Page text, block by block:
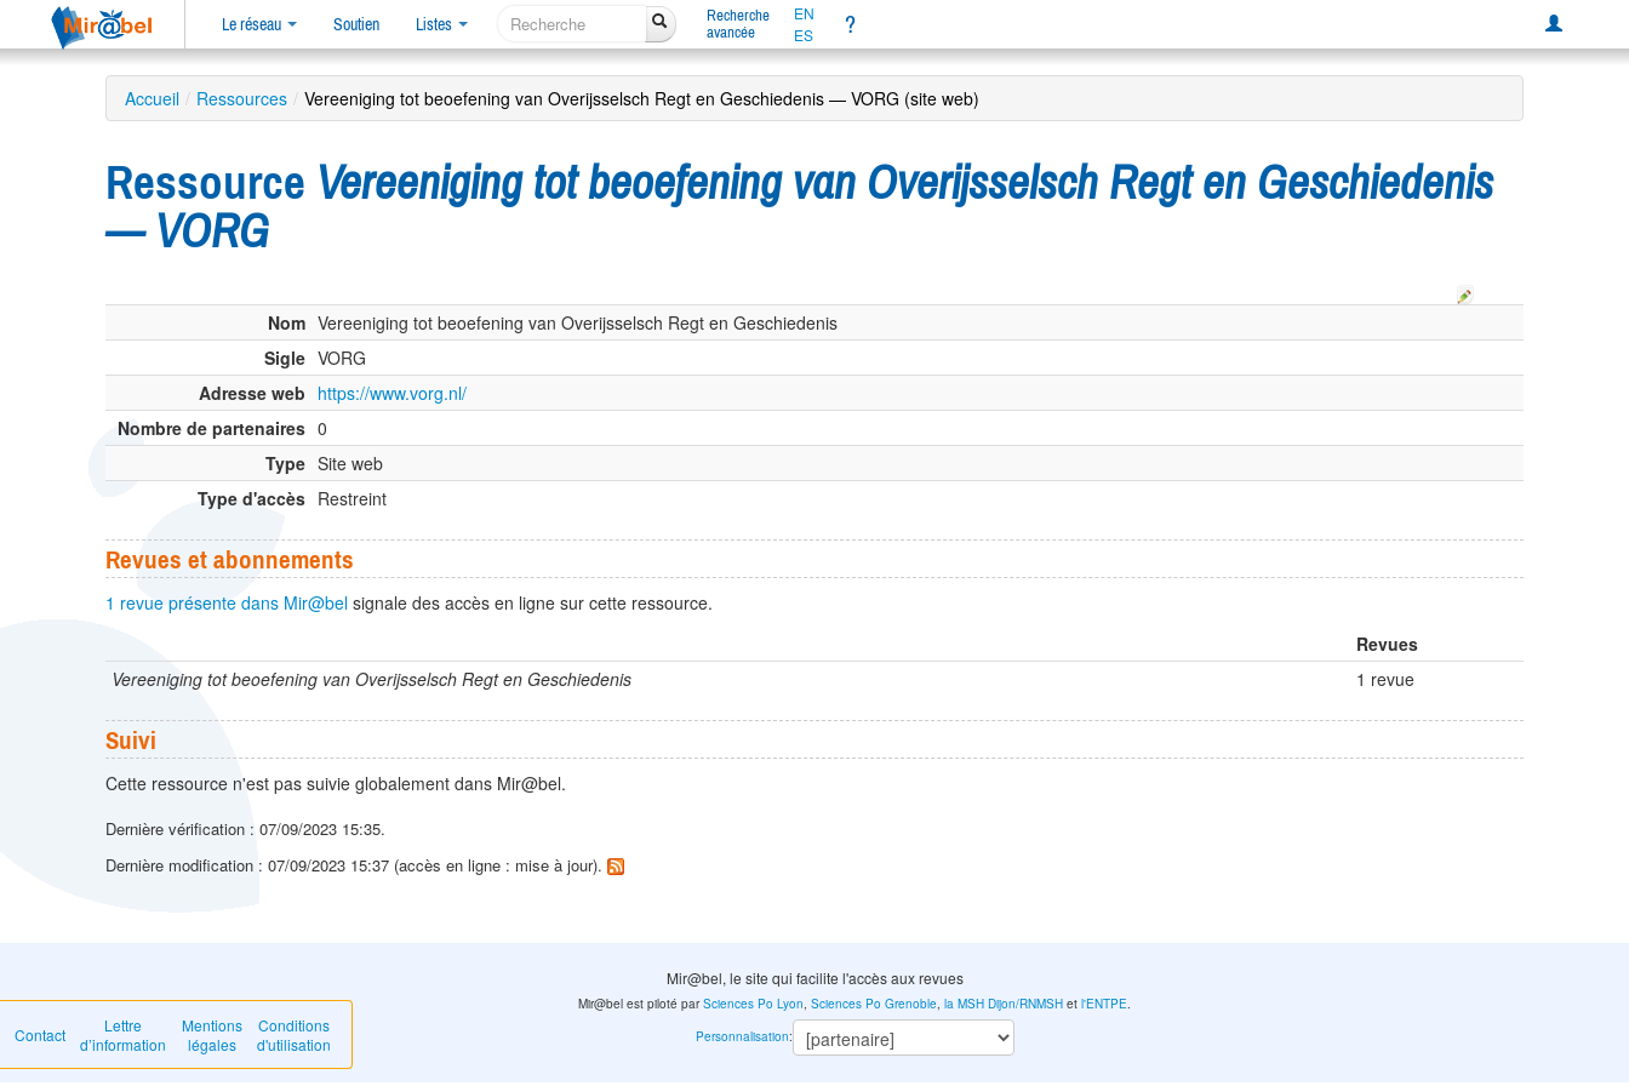
Le réseau Soutien Listes
Recherche
avancée
EN
ES
?
Accueil / Ressources / Vereeniging tot beoefening van Overijsselsch Regt en Geschiedenis — VORG (site web)
Ressource Vereeniging tot beoefening van Overijsselsch Regt en Geschiedenis
— VORG
Nom Vereeniging tot beoefening van Overijsselsch Regt en Geschiedenis
Sigle VORG
Adresse web https://www.vorg.nl/
Nombre de partenaires 0
Type Site web
Type d'accès Restreint
Revues et abonnements
1 revue présente dans Mir@bel signale des accès en ligne sur cette ressource.
Revues
Vereeniging tot beoefening van Overijsselsch Regt en Geschiedenis
1 revue
Suivi
Cette ressource n'est pas suivie globalement dans Mir@bel.
Dernière vérification : 07/09/2023 15:35.
Dernière modification : 07/09/2023 15:37 (accès en ligne : mise à jour).
Mir@bel, le site qui facilite l'accès aux revues
Contact
Lettre
d’information
Mentions
légales
Conditions
d'utilisation
Mir@bel est piloté parSciences Po Lyon,Sciences Po Grenoble,la MSH Dijon/RNMSH etl'ENTPE.
Personnalisation: